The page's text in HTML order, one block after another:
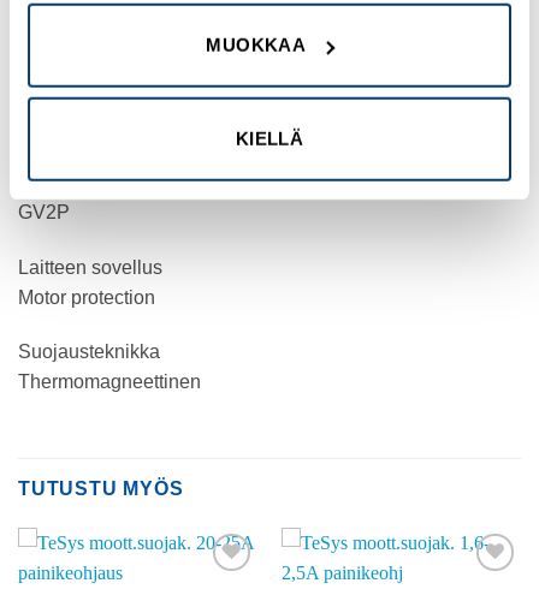
MUOKKAA
KIELLÄ
TeSys GV2
Tuote tai komponentti tyyppi
Laitteen lyhytnimi
GV2P
Laitteen sovellus
Motor protection
Suojausteknikka
Thermomagneettinen
TUTUSTU MYÖS